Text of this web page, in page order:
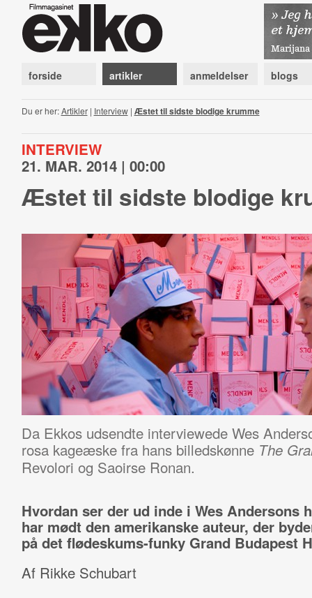
forside artikler anmeldelser blogs
Du er her:Artikler| Interview| Æstet til sidste blodige krumme
INTERVIEW
21. MAR. 2014 | 00:00
Æstet til sidste blodige
Da Ekkos udsendte interviewede Wes
rosa kageæske fra hans billedskønne The
Revolori og Saoirse Ronan.
Hvordan ser der ud inde i Wes Andersons
har mødt den amerikanske auteur, der
på det flødeskums-funky Grand Budapest
Af Rikke Schubart